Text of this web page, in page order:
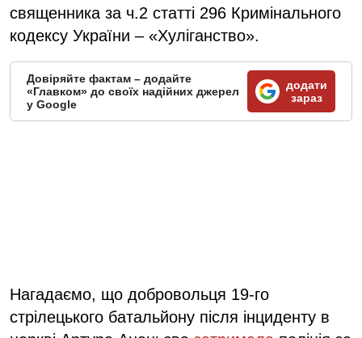
священника за ч.2 статті 296 Кримінального
кодексу України – «Хуліганство».
Довіряйте фактам – додайте
«Главком» до своїх надійних джерел
у Google
додати
зараз
Нагадаємо, що добровольця 19-го
стрілецького батальйону після інциденту в